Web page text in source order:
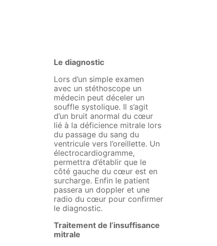
Le diagnostic
Lors d’un simple examen
avec un stéthoscope un
médecin peut déceler un
souffle systolique. Il s’agit
d’un bruit anormal du cœur
lié à la déficience mitrale lors
du passage du sang du
ventricule vers l’oreillette. Un
électrocardiogramme,
permettra d’établir que le
côté gauche du cœur est en
surcharge. Enfin le patient
passera un doppler et une
radio du cœur pour confirmer
le diagnostic.
Traitement de l’insuffisance
mitrale